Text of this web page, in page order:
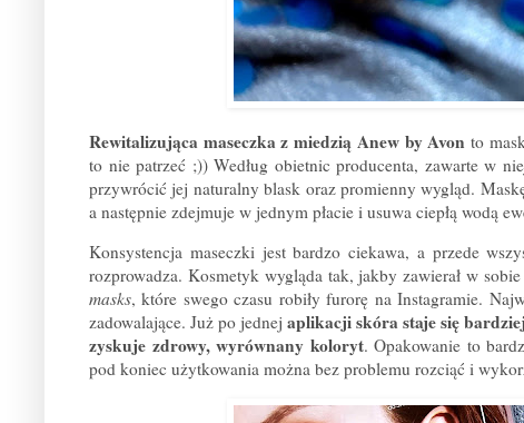
Rewitalizująca maseczka z miedzią Anew by Avon to
to nie patrzeć ;)) Według obietnic producenta, zawarte w
przywrócić jej naturalny blask oraz promienny wygląd.
a następnie zdejmuje w jednym płacie i usuwa ciepłą wodą
Konsystencja maseczki jest bardzo ciekawa, a przede
rozprowadza. Kosmetyk wygląda tak, jakby zawierał w
masks, które swego czasu robiły furorę na Instagramie.
zadowalające. Już po jednejaplikacji skóra staje się
zyskuje zdrowy, wyrównany koloryt. Opakowanie to
pod koniec użytkowania można bez problemu rozciąć i